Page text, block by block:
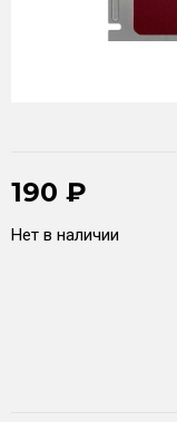
190 ₽
Нет в наличии